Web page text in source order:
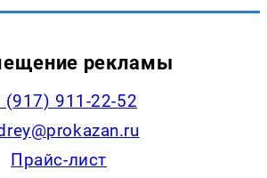
рекламы
(917) 911-22-52
Прайс-лист